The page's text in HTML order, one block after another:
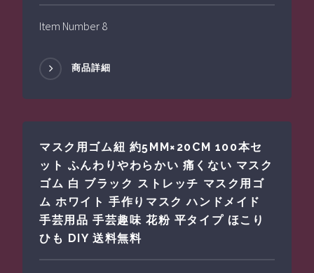
Item Number 8
商品詳細
マスク用ゴム紐 約5MM×20CM 100本セ
ット ふんわりやわらかい 痛くない マスク
ゴム 白 ブラック ストレッチ マスク用ゴ
ム ホワイト 手作りマスク ハンドメイド
手芸用品 手芸趣味 花粉 平タイプ ほこり
ひも DIY 送料無料